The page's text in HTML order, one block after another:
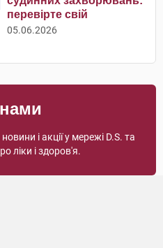
перевірте свій
05.06.2026
і акції у мережі D.S. та
ліки і здоров'я.